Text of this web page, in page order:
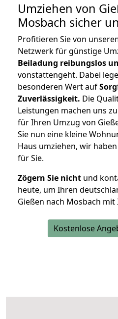
Umziehen von
Mosbach sicher
Profitieren Sie von
Netzwerk für günstige
Beiladung reibungslos
vonstattengeht. Dabei
besonderen Wert auf
Zuverlässigkeit. Die
Leistungen machen uns
für Ihren Umzug von
Sie nun eine kleine
Haus umziehen, wir
für Sie.
Zögern Sie nicht und
heute, um Ihren
Gießen nach Mosbach mit
Kostenlose